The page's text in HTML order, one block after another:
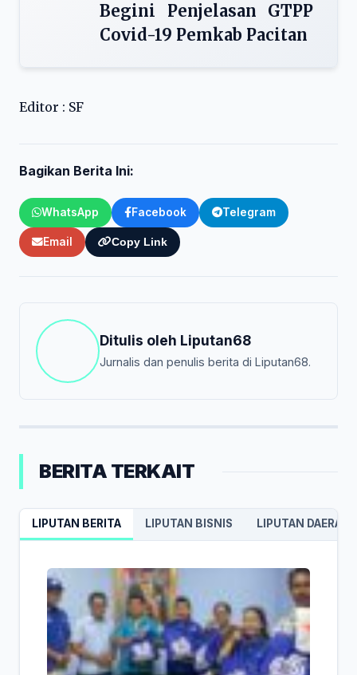
Begini Penjelasan GTPP
Covid-19 Pemkab Pacitan
Editor : SF
Bagikan Berita Ini:
WhatsApp Facebook Telegram
Email Copy Link
Ditulis oleh Liputan68
Jurnalis dan penulis berita di Liputan68.
BERITA TERKAIT
LIPUTAN BERITA LIPUTAN BISNIS LIPUTAN DAERAH